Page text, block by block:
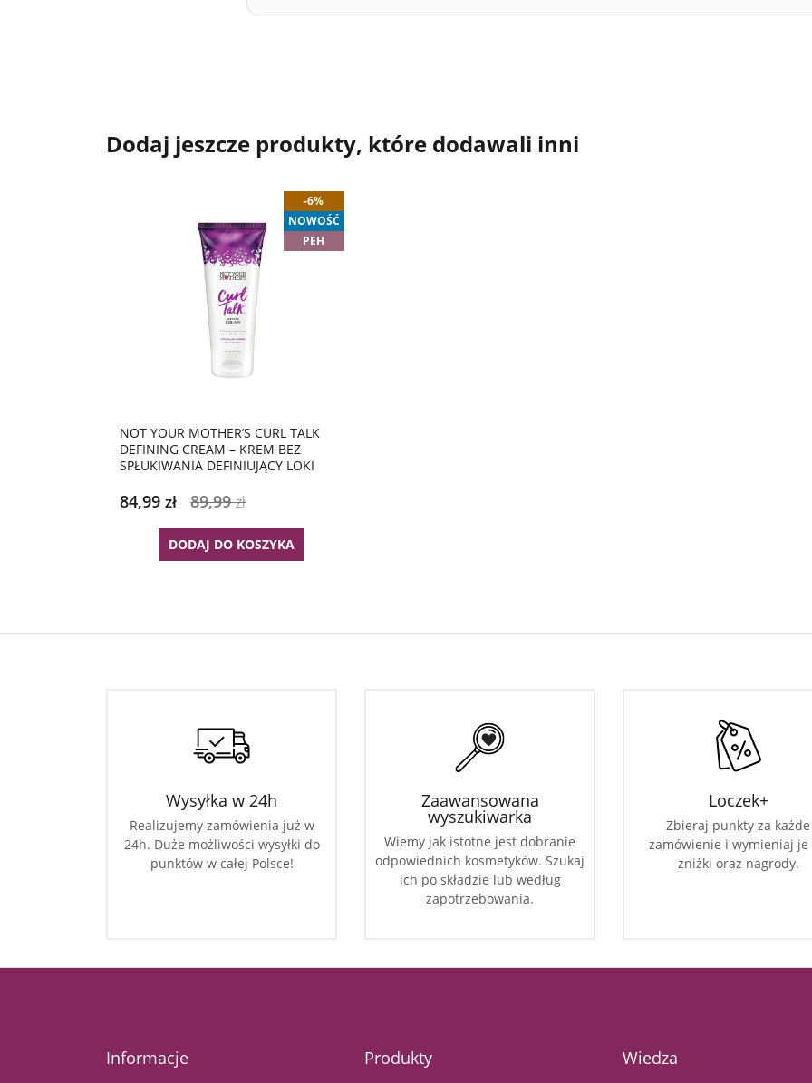
Dodaj jeszcze produkty, które dodawali inni
-6%
NOWOŚĆ
PEH
NOT YOUR MOTHER’S CURL TALK
DEFINING CREAM – KREM BEZ
SPŁUKIWANIA DEFINIUJĄCY LOKI
84,99 zł 89,99zł
DODAJ DO KOSZYKA
Wysyłka w 24h
Realizujemy zamówienia już w
24h. Duże możliwości wysyłki do
punktów w całej Polsce!
Zaawansowana
wyszukiwarka
Wiemy jak istotne jest dobranie
odpowiednich kosmetyków. Szukaj
ich po składzie lub według
zapotrzebowania.
Loczek+
Zbieraj punkty za każde
zamówienie i wymieniaj je
zniżki oraz nagrody.
Informacje Produkty Wiedza